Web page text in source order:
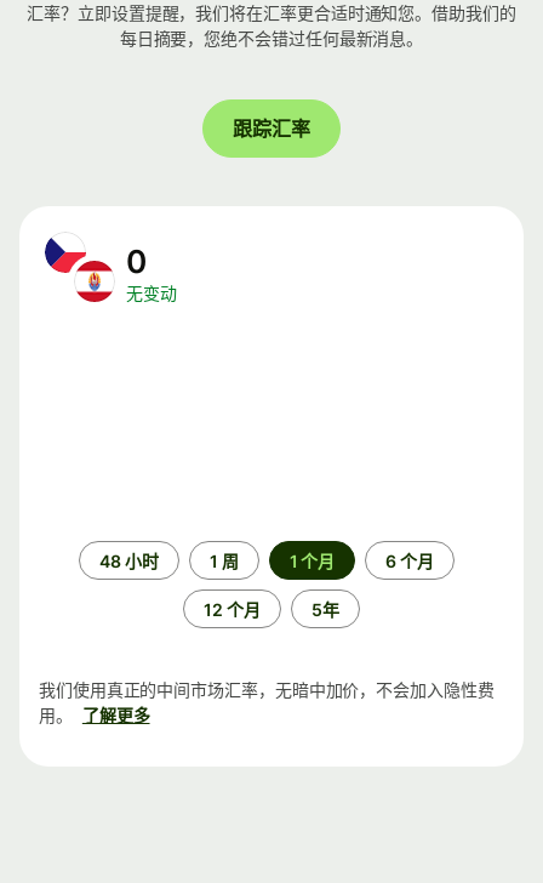
汇率？立即设置提醒，我们将在汇率更合适时通知您。借助我们的
每日摘要，您绝不会错过任何最新消息。
跟踪汇率
0
无变动
48 小时 1 周 1 个月 6 个月
12 个月 5年
我们使用真正的中间市场汇率，无暗中加价，不会加入隐性费
用。
了解更多